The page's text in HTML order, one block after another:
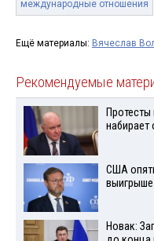
международные отношения
Ещё материалы: Вячеслав
Рекомендуемые
Протесты
набирает
США
выигрыше
Новак: